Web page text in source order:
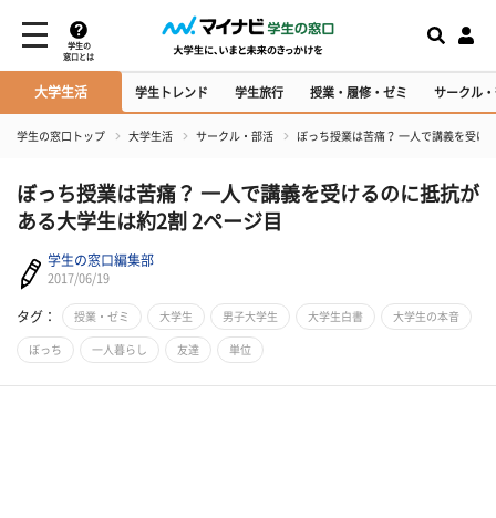
学生の
窓口とは
大学生活 学生トレンド 学生旅行 授業・履修・ゼミ サークル
学生の窓口トップ 大学生活 サークル・部活 ぼっち授業は苦痛？ 一人で講義を受け
ぼっち授業は苦痛？ 一人で講義を受けるのに抵抗が
ある大学生は約2割 2ページ目
学生の窓口編集部
2017/06/19
タグ： 授業・ゼミ 大学生 男子大学生 大学生白書 大学生の本音
ぼっち 一人暮らし 友達 単位